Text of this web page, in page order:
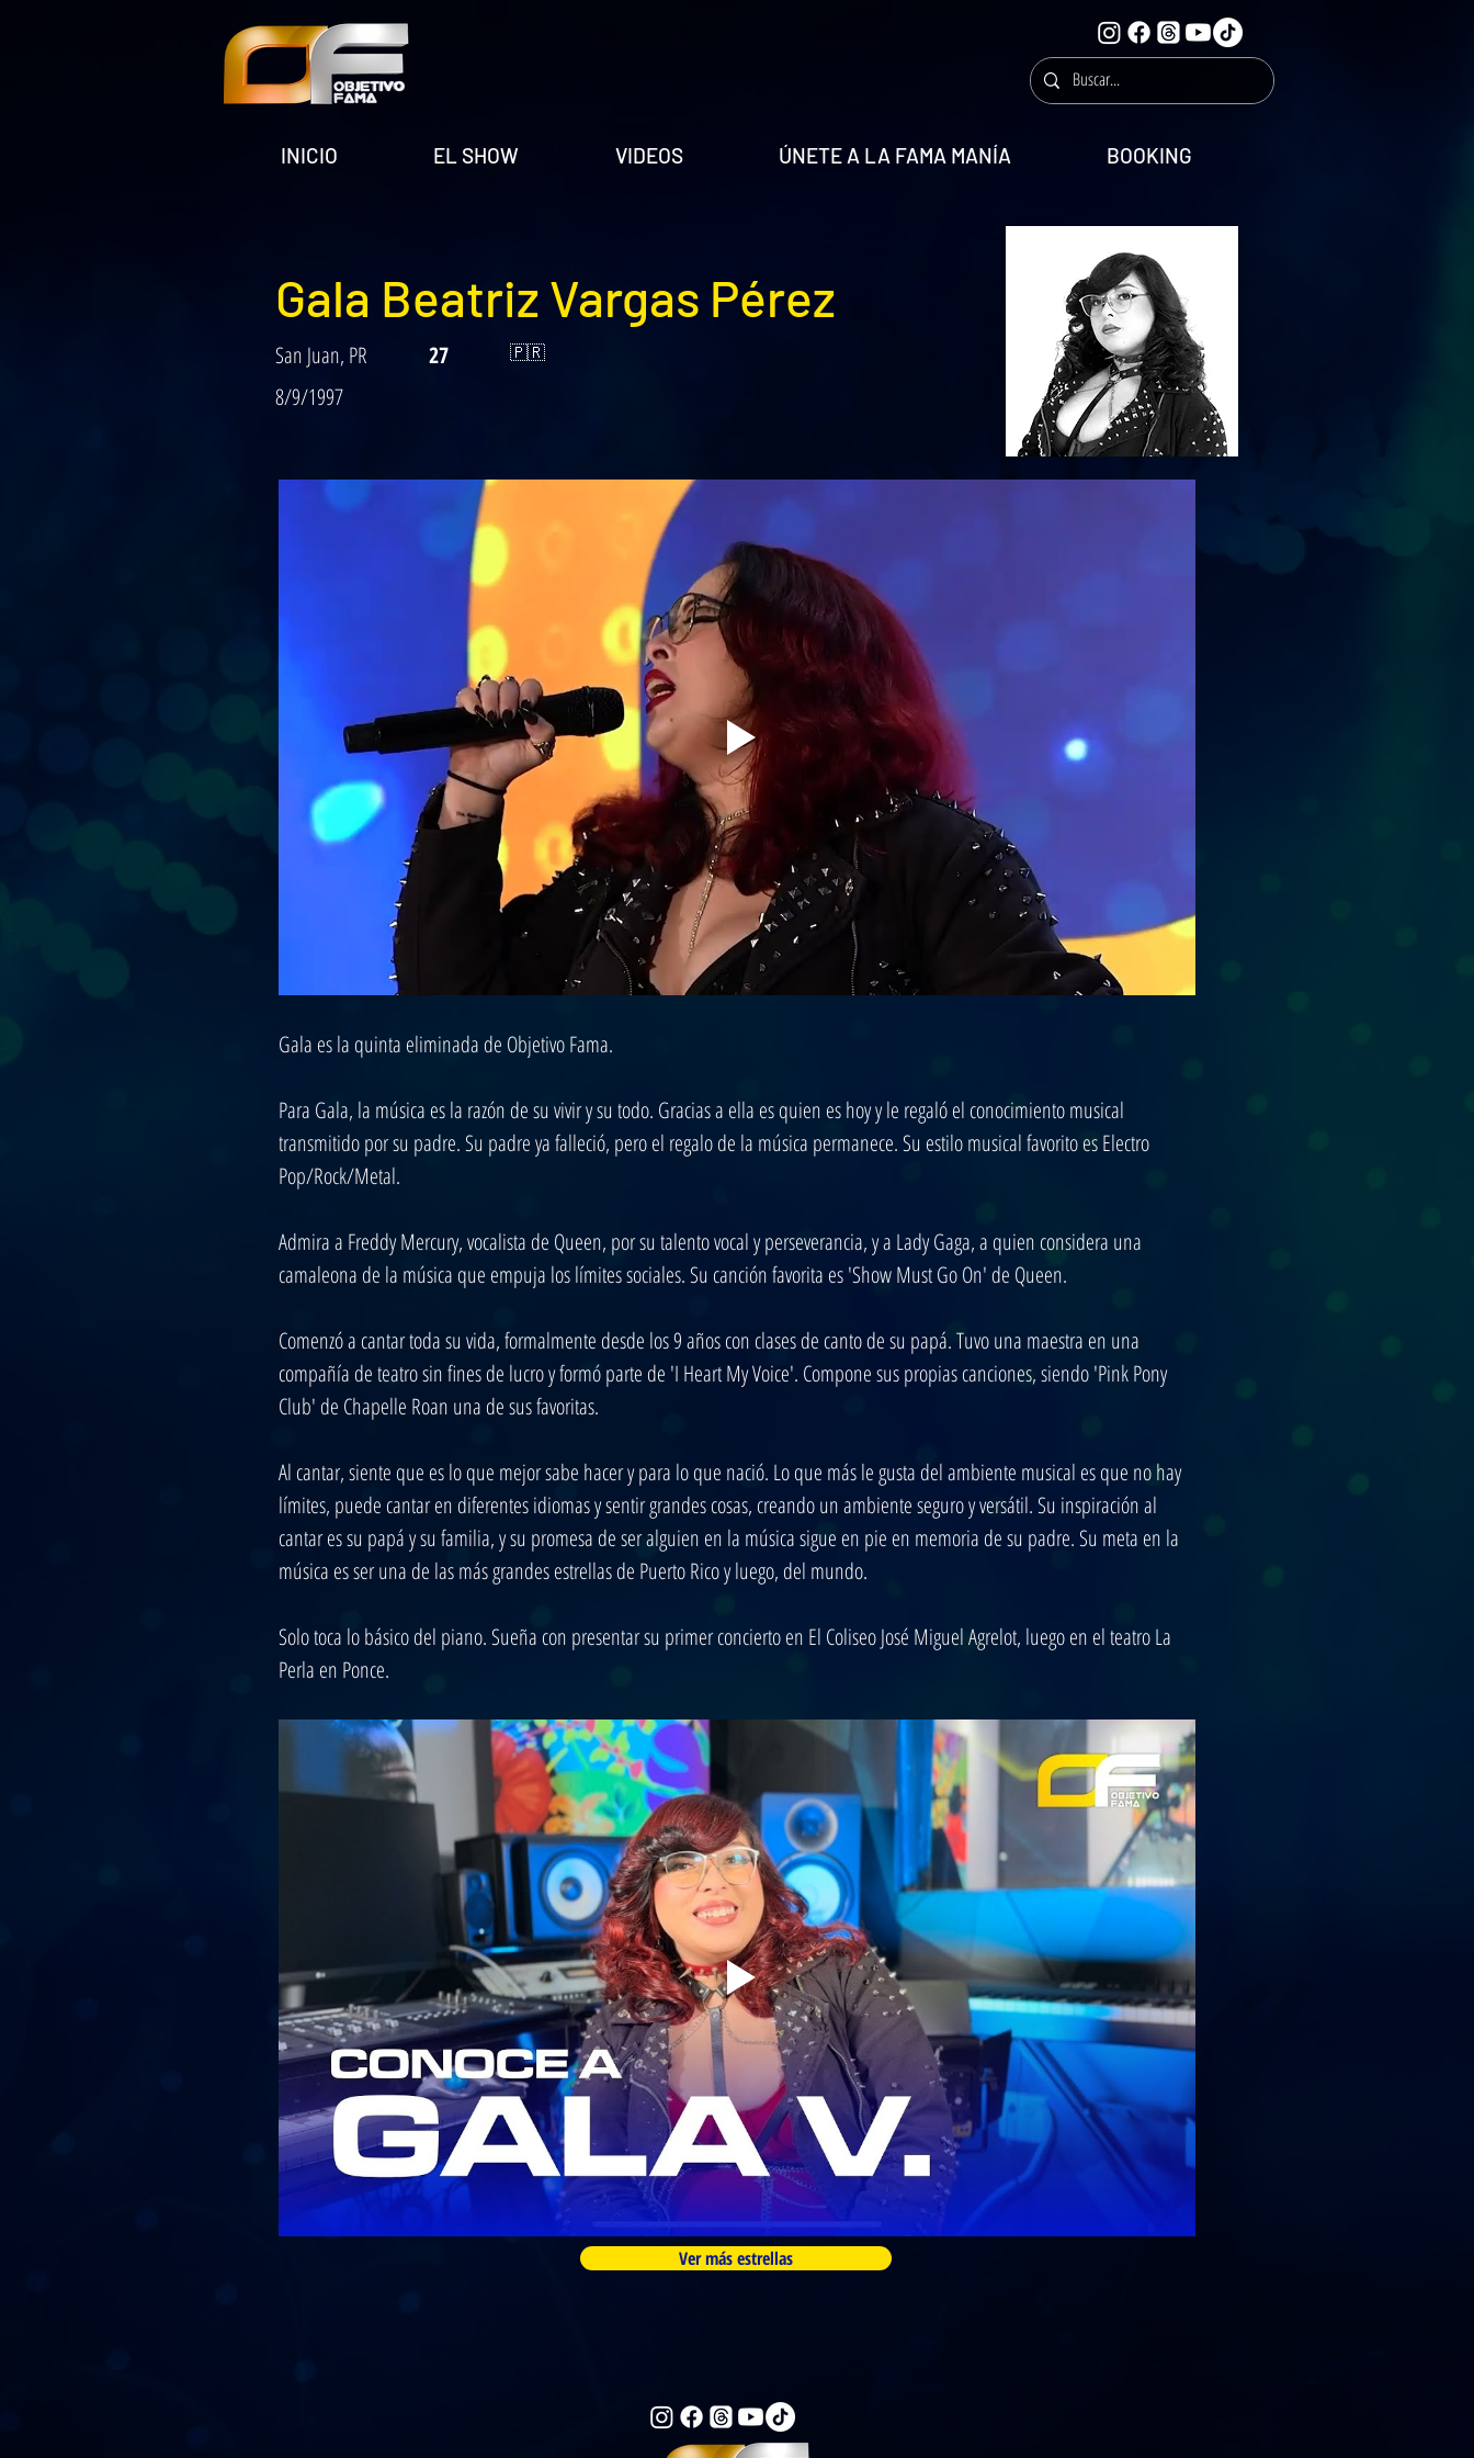
INICIO EL SHOW VIDEOS ÚNETE A LA FAMA MANÍA BOOKING
Gala Beatriz Vargas Pérez
San Juan, PR 27 🇵🇷
8/9/1997
Ver más estrellas
Gala es la quinta eliminada de Objetivo Fama.
Para Gala, la música es la razón de su vivir y su todo. Gracias a ella es quien es hoy y le regaló el conocimiento musical
transmitido por su padre. Su padre ya falleció, pero el regalo de la música permanece. Su estilo musical favorito es Electro
Pop/Rock/Metal.
Admira a Freddy Mercury, vocalista de Queen, por su talento vocal y perseverancia, y a Lady Gaga, a quien considera una
camaleona de la música que empuja los límites sociales. Su canción favorita es 'Show Must Go On' de Queen.
Comenzó a cantar toda su vida, formalmente desde los 9 años con clases de canto de su papá. Tuvo una maestra en una
compañía de teatro sin fines de lucro y formó parte de 'I Heart My Voice'. Compone sus propias canciones, siendo 'Pink Pony
Club' de Chapelle Roan una de sus favoritas.
Al cantar, siente que es lo que mejor sabe hacer y para lo que nació. Lo que más le gusta del ambiente musical es que no hay
límites, puede cantar en diferentes idiomas y sentir grandes cosas, creando un ambiente seguro y versátil. Su inspiración al
cantar es su papá y su familia, y su promesa de ser alguien en la música sigue en pie en memoria de su padre. Su meta en la
música es ser una de las más grandes estrellas de Puerto Rico y luego, del mundo.
Solo toca lo básico del piano. Sueña con presentar su primer concierto en El Coliseo José Miguel Agrelot, luego en el teatro La
Perla en Ponce.